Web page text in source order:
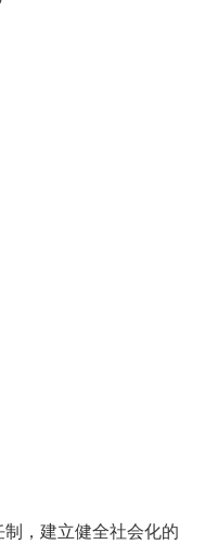
，建立健全社会化的